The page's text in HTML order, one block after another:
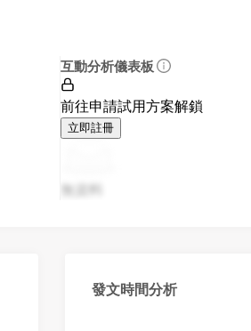
互動分析儀表板
前往申請試用方案解鎖
立即註冊
無資料
發文時間分析